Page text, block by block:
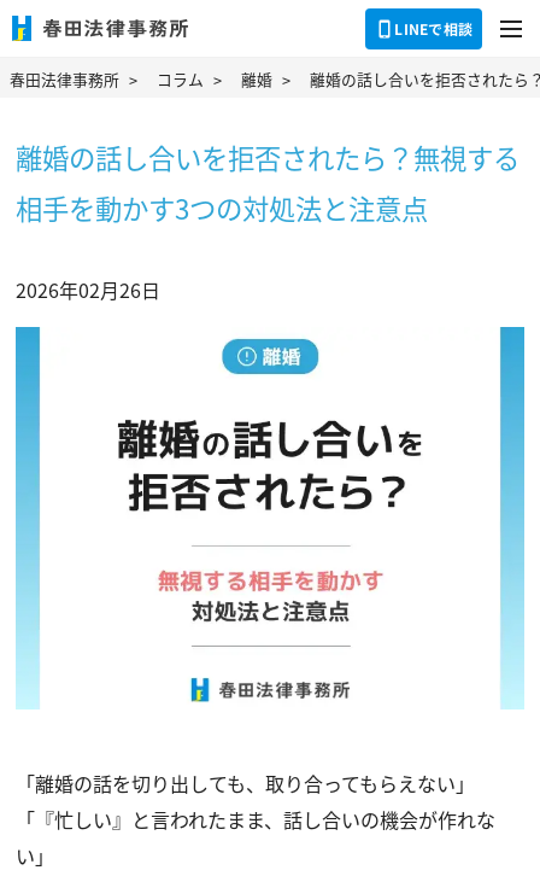
LINEで相談 dehaze
春田法律事務所 コラム 離婚 離婚の話し合いを拒否されたら
離婚の話し合いを拒否されたら？無視する
相手を動かす3つの対処法と注意点
2026年02月26日
「離婚の話を切り出しても、取り合ってもらえない」
「『忙しい』と言われたまま、話し合いの機会が作れな
い」